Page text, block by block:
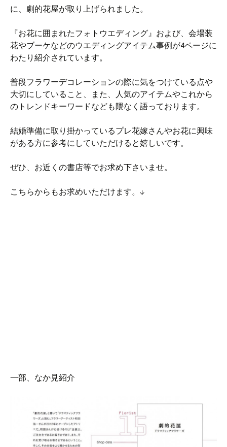
に、劇的花屋が取り上げられました。
『お花に囲まれたフォトウエディング』および、会場装
花やブーケなどのウエディングアイテム事例が4ページに
わたり紹介されています。
普段フラワーデコレーションの際に気をつけている点や
大切にしていること、また、人気のアイテムやこれから
のトレンドキーワードなども隈なく語っております。
結婚準備に取り掛かっているプレ花嫁さんやお花に興味
がある方に参考にしていただけると嬉しいです。
ぜひ、お近くの書店等でお求め下さいませ。
こちらからもお求めいただけます。↓
一部、なか見紹介